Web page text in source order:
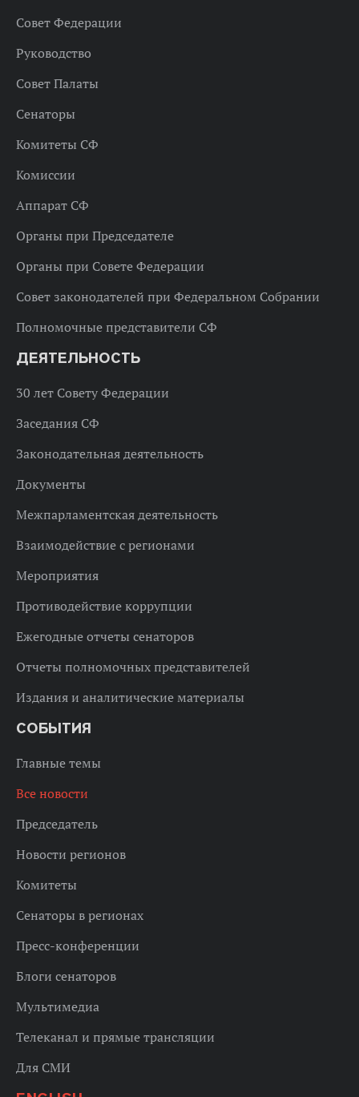
Совет Федерации
Руководство
Совет Палаты
Сенаторы
Комитеты СФ
Комиссии
Аппарат СФ
Органы при Председателе
Органы при Совете Федерации
Совет законодателей при Федеральном Собрании
Полномочные представители СФ
ДЕЯТЕЛЬНОСТЬ
30 лет Совету Федерации
Заседания СФ
Законодательная деятельность
Документы
Межпарламентская деятельность
Взаимодействие с регионами
Мероприятия
Противодействие коррупции
Ежегодные отчеты сенаторов
Отчеты полномочных представителей
Издания и аналитические материалы
СОБЫТИЯ
Главные темы
Все новости
Председатель
Новости регионов
Комитеты
Сенаторы в регионах
Пресс-конференции
Блоги сенаторов
Мультимедиа
Телеканал и прямые трансляции
Для СМИ